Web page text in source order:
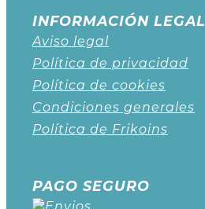
INFORMACIÓN LEGAL
Aviso legal
Política de privacidad
Política de cookies
Condiciones generales
Política de Frikoins
PAGO SEGURO